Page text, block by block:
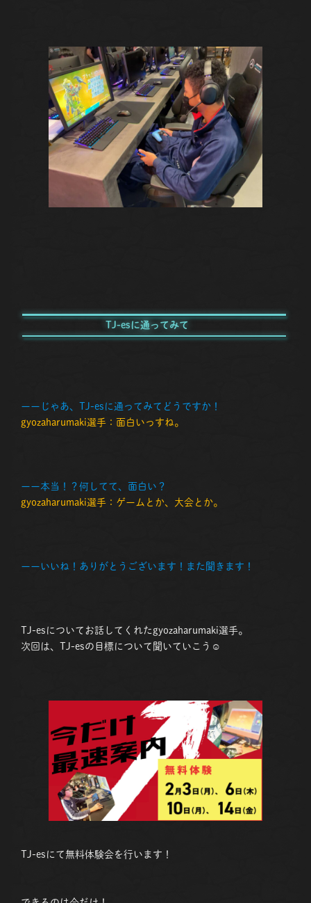
TJ-esに通ってみて
ーーじゃあ、TJ-esに通ってみてどうですか！
gyozaharumaki選手：面白いっすね。
ーー本当！？何してて、面白い？
gyozaharumaki選手：ゲームとか、大会とか。
ーーいいね！ありがとうございます！また聞きます！
TJ-esについてお話してくれたgyozaharumaki選手。
次回は、TJ-esの目標について聞いていこう☺
TJ-esにて無料体験会を行います！